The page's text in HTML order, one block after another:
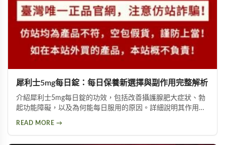
犀利士5mg每日錠：每日保養新選擇與副作用完整解析
介紹犀利士5mg每日錠的功效，包括改善攝護腺肥大症狀、勃
起功能障礙，以及為何能每日服用的原因。詳細說明其作用機
READ MORE →